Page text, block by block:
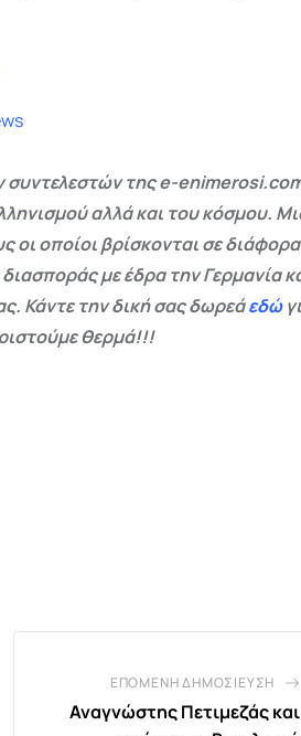
συντελεστών της e-
αλλά και του κόσμου.
οποίοι βρίσκονται σε διάφορα
με έδρα την Γερμανία
Κάντε την δική σας δωρεάεδώ
θερμά!!!
ΕΠΌΜΕΝΗ ΔΗΜΟΣΊΕΥΣΗ
Αναγνώστης Πετιμεζάς και